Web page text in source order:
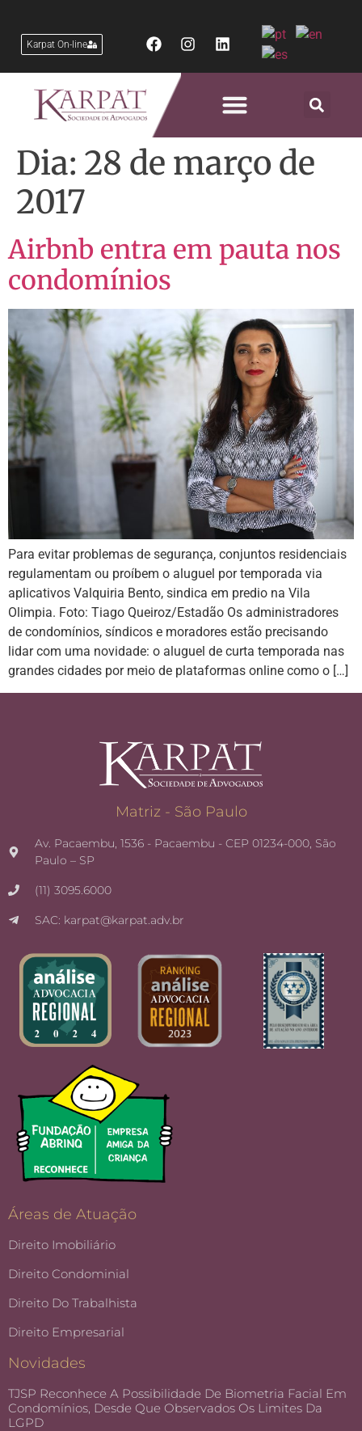
Karpat On-line
Dia: 28 de março de
2017
Airbnb entra em pauta nos
condomínios
Para evitar problemas de segurança, conjuntos residenciais
regulamentam ou proíbem o aluguel por temporada via
aplicativos Valquiria Bento, sindica em predio na Vila
Olimpia. Foto: Tiago Queiroz/Estadão Os administradores
de condomínios, síndicos e moradores estão precisando
lidar com uma novidade: o aluguel de curta temporada nas
grandes cidades por meio de plataformas online como o […]
Matriz - São Paulo
Av. Pacaembu, 1536 - Pacaembu - CEP 01234-000, São
Paulo – SP
(11) 3095.6000
SAC: karpat@karpat.adv.br
Áreas de Atuação
Direito Imobiliário
Direito Condominial
Direito Do Trabalhista
Direito Empresarial
Novidades
TJSP Reconhece A Possibilidade De Biometria Facial Em
Condomínios, Desde Que Observados Os Limites Da
LGPD